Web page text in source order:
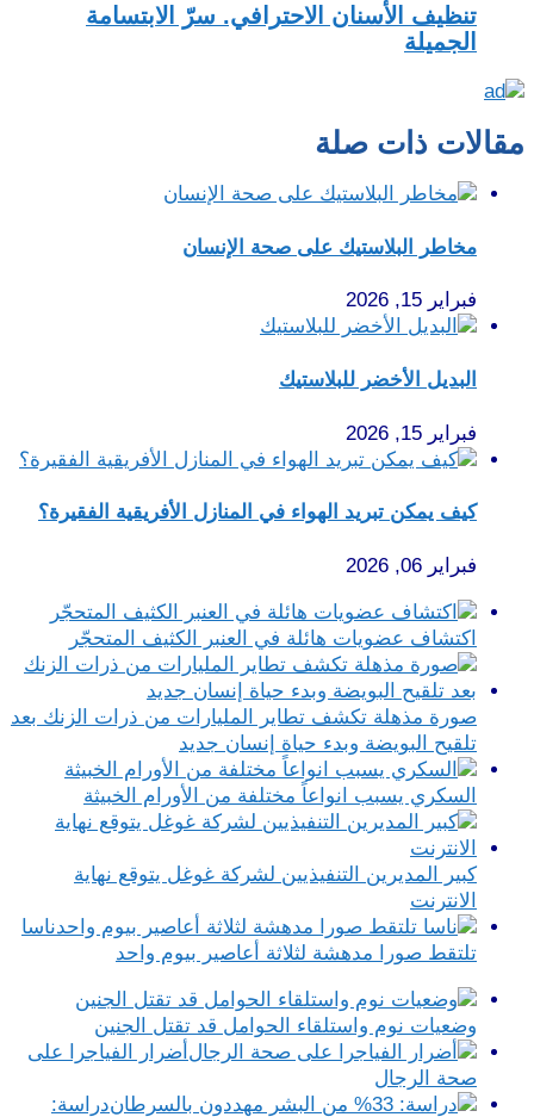
تنظيف الأسنان الاحترافي. سرّ الابتسامة
الجميلة
مقالات ذات صلة
مخاطر البلاستيك على صحة الإنسان
فبراير 15, 2026
البديل الأخضر للبلاستيك
فبراير 15, 2026
كيف يمكن تبريد الهواء في المنازل الأفريقية الفقيرة؟
فبراير 06, 2026
اكتشاف عضويات هائلة في العنبر الكثيف المتحجّر
صورة مذهلة تكشف تطاير المليارات من ذرات الزنك بعد
تلقيح البويضة وبدء حياة إنسان جديد
السكري يسبب انواعاً مختلفة من الأورام الخبيثة
كبير المديرين التنفيذيين لشركة غوغل يتوقع نهاية
الانترنت
ناسا
تلتقط صورا مدهشة لثلاثة أعاصير بيوم واحد
وضعيات نوم واستلقاء الحوامل قد تقتل الجنين
أضرار الفياجرا على
صحة الرجال
دراسة: